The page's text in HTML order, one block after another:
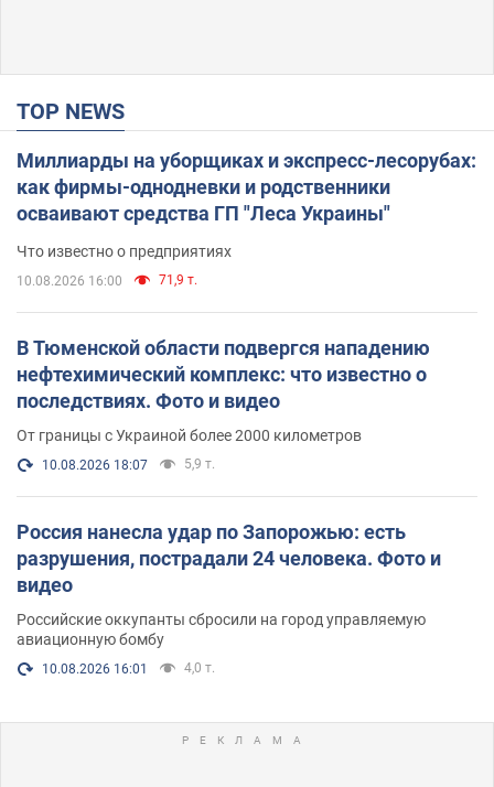
TOP NEWS
Миллиарды на уборщиках и экспресс-лесорубах:
как фирмы-однодневки и родственники
осваивают средства ГП "Леса Украины"
Что известно о предприятиях
10.08.2026 16:00 71,9 т.
В Тюменской области подвергся нападению
нефтехимический комплекс: что известно о
последствиях. Фото и видео
От границы с Украиной более 2000 километров
10.08.2026 18:07 5,9 т.
Россия нанесла удар по Запорожью: есть
разрушения, пострадали 24 человека. Фото и
видео
Российские оккупанты сбросили на город управляемую
авиационную бомбу
10.08.2026 16:01 4,0 т.